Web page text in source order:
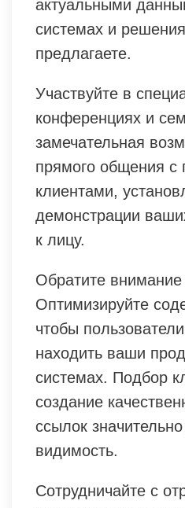
актуальными
системах и
предлагаете.
Участвуйте в
конференциях и
замечательная
прямого общения с
клиентами,
демонстрации
к лицу.
Обратите
Оптимизируйте
чтобы
находить ваши
системах. Подбор
создание
ссылок
видимость.
Сотрудничайте с